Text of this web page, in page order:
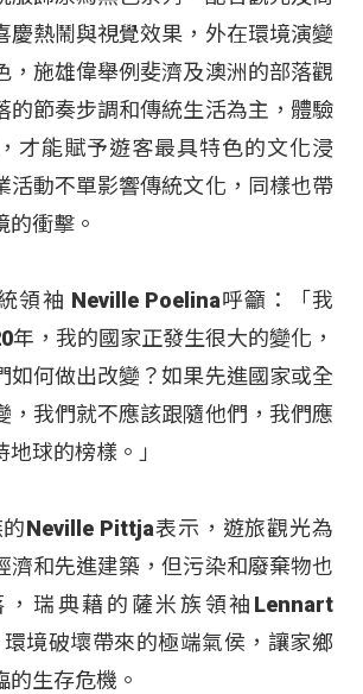
慶熱鬧與視覺效果，外在環境演變
，施雄偉舉例斐濟及澳洲的部落觀
的節奏步調和傳統生活為主，體驗
才能賦予遊客最具特色的文化浸
活動不單影響傳統文化，同樣也帶
的衝擊。
領袖 Neville Poelina呼籲：「我
年，我的國家正發生很大的變化，
如何做出改變？如果先進國家或全
，我們就不應該跟隨他們，我們應
球的榜樣。」
Neville Pittja表示，遊旅觀光為
濟和先進建築，但污染和廢棄物也
，瑞典藉的薩米族領袖Lennart
境破壞帶來的極端氣侯，讓家鄉
的生存危機。